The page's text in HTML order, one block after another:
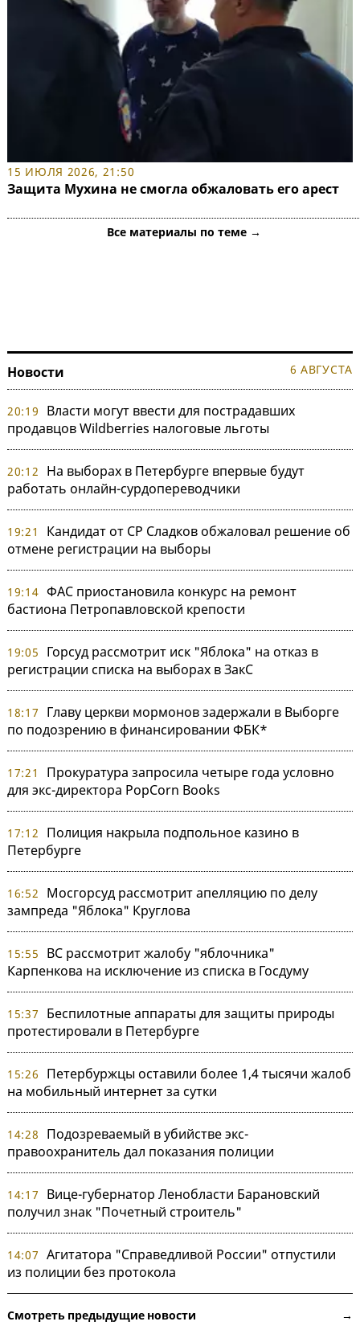
15 ИЮЛЯ 2026, 21:50
Защита Мухина не смогла обжаловать его арест
Все материалы по теме →
Новости 6 АВГУСТА
20:19
Власти могут ввести для пострадавших
продавцов Wildberries налоговые льготы
20:12
На выборах в Петербурге впервые будут
работать онлайн-сурдопереводчики
19:21
Кандидат от СР Сладков обжаловал решение об
отмене регистрации на выборы
19:14 ФАС приостановила конкурс на ремонт
бастиона Петропавловской крепости
19:05
Горсуд рассмотрит иск "Яблока" на отказ в
регистрации списка на выборах в ЗакС
18:17
Главу церкви мормонов задержали в Выборге
по подозрению в финансировании ФБК*
17:21
Прокуратура запросила четыре года условно
для экс-директора PopCorn Books
17:12
Полиция накрыла подпольное казино в
Петербурге
16:52
Мосгорсуд рассмотрит апелляцию по делу
зампреда "Яблока" Круглова
15:55
ВС рассмотрит жалобу "яблочника"
Карпенкова на исключение из списка в Госдуму
15:37
Беспилотные аппараты для защиты природы
протестировали в Петербурге
15:26
Петербуржцы оставили более 1,4 тысячи жалоб
на мобильный интернет за сутки
14:28
Подозреваемый в убийстве экс-
правоохранитель дал показания полиции
14:17
Вице-губернатор Ленобласти Барановский
получил знак "Почетный строитель"
14:07 Агитатора "Справедливой России" отпустили
из полиции без протокола
Смотреть предыдущие новости →